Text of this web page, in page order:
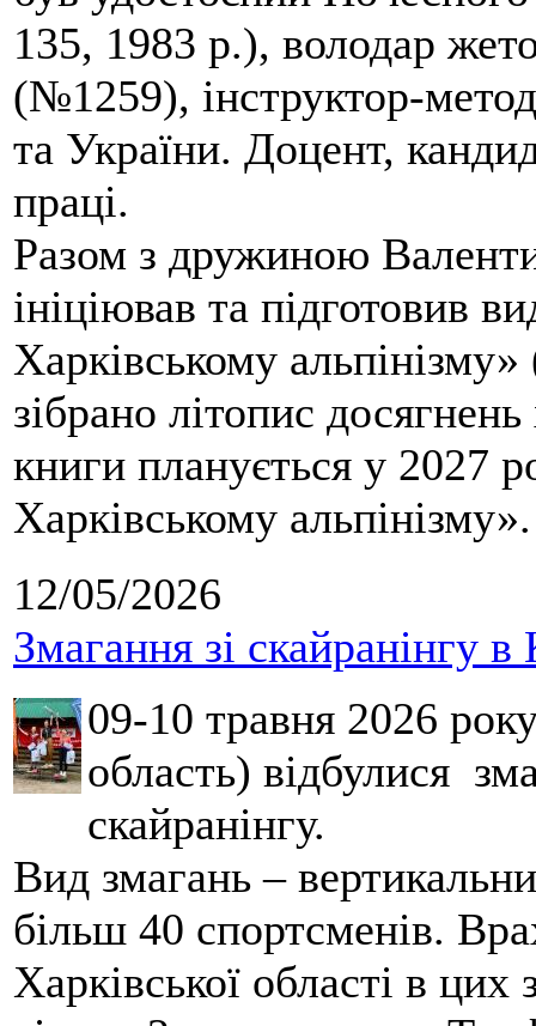
135, 1983 р.), володар
(№1259), інструктор-
та України. Доцент,
праці.
Разом з дружиною
ініціював та підготовив
Харківському
зібрано літопис
книги планується у 2027
Харківському альпінізму».
12/05/2026
Змагання зі скайранінгу в
09-10 травня 2026
область) відбулися
скайранінгу.
Вид змагань –
більш 40 спортсменів.
Харківської області в